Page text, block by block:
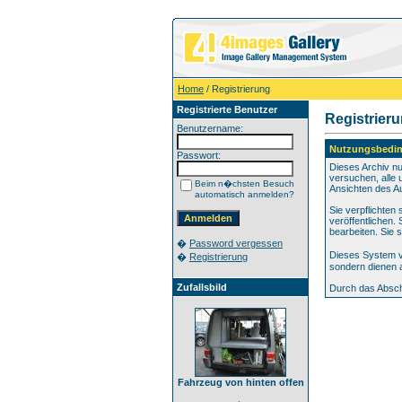
Home / Registrierung
Registrierte Benutzer
Benutzername:
Passwort:
Beim n�chsten Besuch
automatisch anmelden?
� Password vergessen
� Registrierung
Zufallsbild
Fahrzeug von hinten offen
Dieses Archiv
versuchen, alle
Ansichten des
Sie verpflichten
veröffentlichen.
bearbeiten. Sie
Dieses System
sondern dienen
Durch das